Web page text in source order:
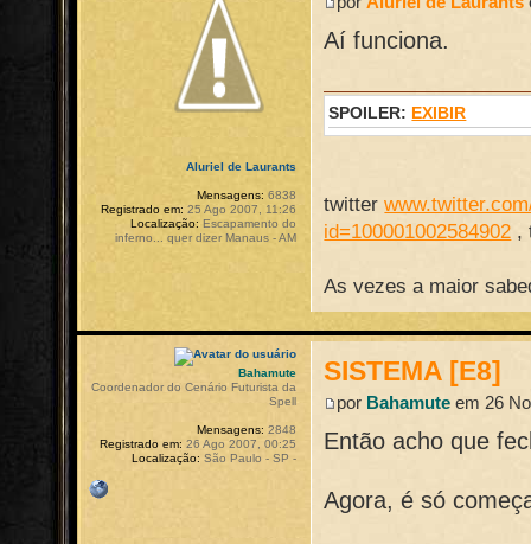
Aí funciona.
SPOILER: EXIBIR
twitter
id=100001002584902 ,
As vezes a maior
Aluriel de Laurants
Mensagens: 6838
Registrado em: 25 Ago 2007, 11:26
Localização: Escapamento do
inferno... quer dizer Manaus - AM
SISTEMA [E8]
por Bahamute em 26
Então acho que
Agora, é só
Bahamute
Coordenador do Cenário Futurista da
Spell
Mensagens: 2848
Registrado em: 26 Ago 2007, 00:25
Localização: São Paulo - SP -